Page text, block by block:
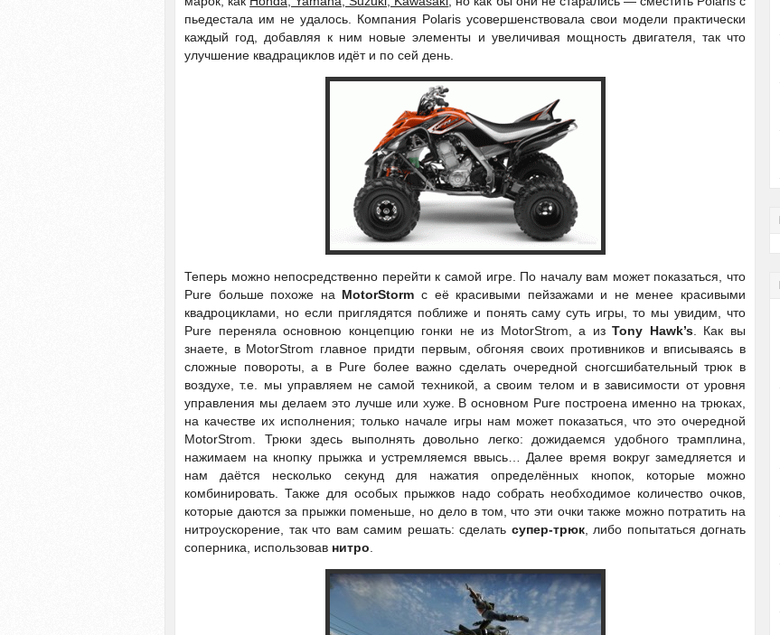
пьедестала им не удалось. Компания Polaris усовершенствовала свои модели практически
каждый год, добавляя к ним новые элементы и увеличивая мощность двигателя, так что
улучшение квадрациклов идёт и по сей день.
Теперь можно непосредственно перейти к самой игре. По началу вам может показаться, что
Pure больше похоже на MotorStorm с её красивыми пейзажами и не менее красивыми
квадроциклами, но если приглядятся поближе и понять саму суть игры, то мы увидим, что
Pure переняла основною концепцию гонки не из MotorStrom, а изTony Hawk’s. Как вы
знаете, в MotorStrom главное придти первым, обгоняя своих противников и вписываясь в
сложные повороты, а в Pure более важно сделать очередной сногсшибательный трюк в
воздухе, т.е. мы управляем не самой техникой, а своим телом и в зависимости от уровня
управления мы делаем это лучше или хуже. В основном Pure построена именно на трюках,
на качестве их исполнения; только начале игры нам может показаться, что это очередной
MotorStrom. Трюки здесь выполнять довольно легко: дожидаемся удобного трамплина,
нажимаем на кнопку прыжка и устремляемся ввысь… Далее время вокруг замедляется и
нам даётся несколько секунд для нажатия определённых кнопок, которые можно
комбинировать. Также для особых прыжков надо собрать необходимое количество очков,
которые даются за прыжки поменьше, но дело в том, что эти очки также можно потратить на
нитроускорение, так что вам самим решать: сделать супер-трюк, либо попытаться догнать
соперника, использовав нитро